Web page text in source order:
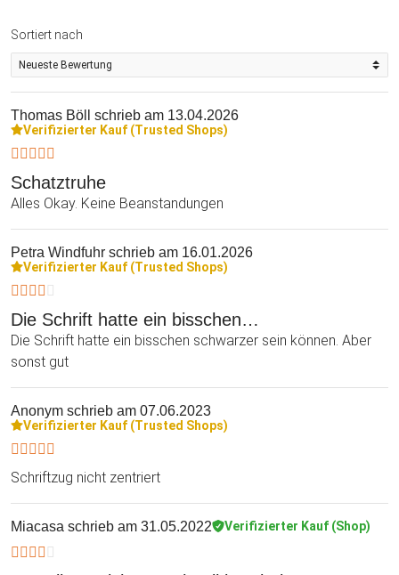
Sortiert nach
Thomas Böll schrieb am 13.04.2026
Verifizierter Kauf (Trusted Shops)
Schatztruhe
Alles Okay. Keine Beanstandungen
Petra Windfuhr schrieb am 16.01.2026
Verifizierter Kauf (Trusted Shops)
Die Schrift hatte ein bisschen…
Die Schrift hatte ein bisschen schwarzer sein können. Aber
sonst gut
Anonym schrieb am 07.06.2023
Verifizierter Kauf (Trusted Shops)
Schriftzug nicht zentriert
Miacasa schrieb am 31.05.2022 Verifizierter Kauf (Shop)